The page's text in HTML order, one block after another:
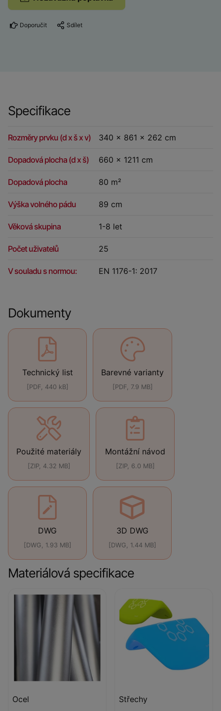
Doporučit Sdílet
Specifikace
Rozměry prvku (d x š x v) 340 x 861 x 262 cm
Dopadová plocha (d x š) 660 x 1211 cm
Dopadová plocha 80 m²
Výška volného pádu 89 cm
Věková skupina 1-8 let
Počet uživatelů 25
V souladu s normou: EN 1176-1: 2017
Dokumenty
Technický list
[PDF, 440 kB]
Barevné varianty
[PDF, 7.9 MB]
Použité materiály
[ZIP, 4.32 MB]
Montážní návod
[ZIP, 6.0 MB]
DWG
[DWG, 1.93 MB]
3D DWG
[DWG, 1.44 MB]
Materiálová specifikace
Ocel Střechy